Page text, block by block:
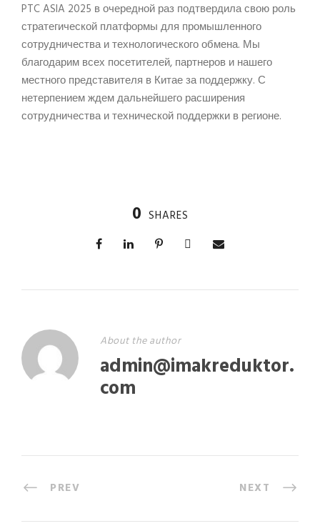
PTC ASIA 2025 в очередной раз подтвердила свою роль
стратегической платформы для промышленного
сотрудничества и технологического обмена. Мы
благодарим всех посетителей, партнеров и нашего
местного представителя в Китае за поддержку. С
нетерпением ждем дальнейшего расширения
сотрудничества и технической поддержки в регионе.
0 SHARES
About the author
admin@imakreduktor.
com
PREV NEXT